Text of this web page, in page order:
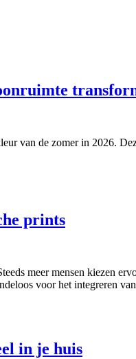
van de zomer in 2026.
prints
meer mensen kiezen
voor het integreren
in je huis